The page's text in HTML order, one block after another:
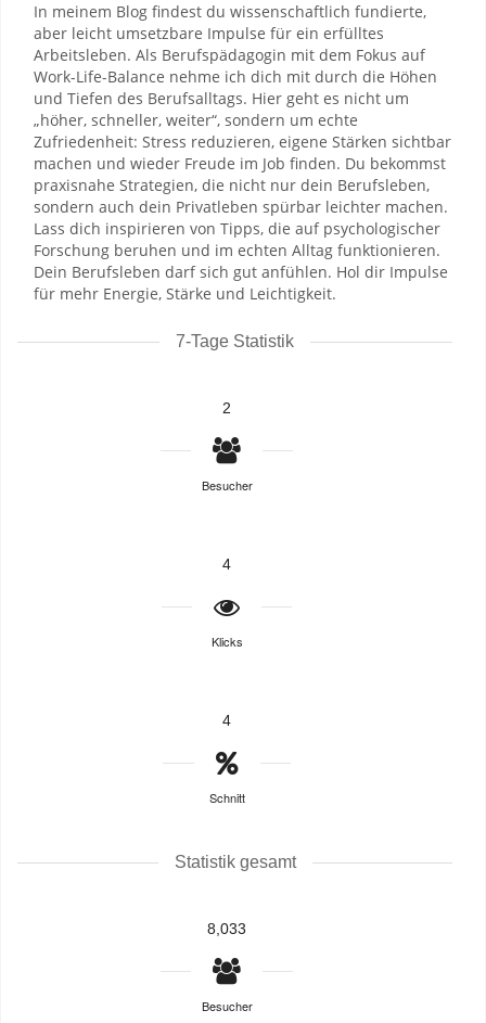
In meinem Blog findest du wissenschaftlich fundierte,
aber leicht umsetzbare Impulse für ein erfülltes
Arbeitsleben. Als Berufspädagogin mit dem Fokus auf
Work-Life-Balance nehme ich dich mit durch die Höhen
und Tiefen des Berufsalltags. Hier geht es nicht um
„höher, schneller, weiter“, sondern um echte
Zufriedenheit: Stress reduzieren, eigene Stärken sichtbar
machen und wieder Freude im Job finden. Du bekommst
praxisnahe Strategien, die nicht nur dein Berufsleben,
sondern auch dein Privatleben spürbar leichter machen.
Lass dich inspirieren von Tipps, die auf psychologischer
Forschung beruhen und im echten Alltag funktionieren.
Dein Berufsleben darf sich gut anfühlen. Hol dir Impulse
für mehr Energie, Stärke und Leichtigkeit.
7-Tage Statistik
2
Besucher
4
Klicks
4
Schnitt
Statistik gesamt
8,033
Besucher